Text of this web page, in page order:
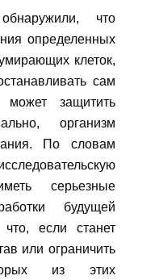
что
определенных
клеток,
сам
может защитить
организм
По словам
серьезные
будущей
если станет
или ограничить
из этих